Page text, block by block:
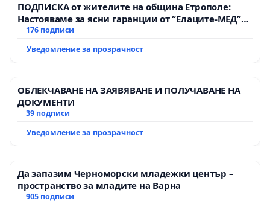
ПОДПИСКА от жителите на община Етрополе:
Настояваме за ясни гаранции от “Елаците-МЕД”
АД и от държавата, че ще се изпълнят всички
176 подписи
Уведомление за прозрачност
ОБЛЕКЧАВАНЕ НА ЗАЯВЯВАНЕ И ПОЛУЧАВАНЕ НА
ДОКУМЕНТИ
39 подписи
Уведомление за прозрачност
Да запазим Черноморски младежки център –
пространство за младите на Варна
905 подписи